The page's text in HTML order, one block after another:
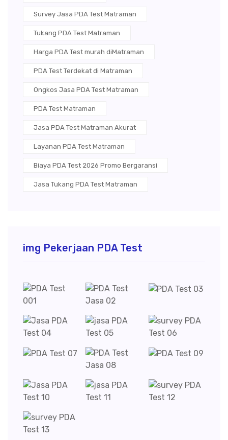
Survey Jasa PDA Test Matraman
Tukang PDA Test Matraman
Harga PDA Test murah diMatraman
PDA Test Terdekat di Matraman
Ongkos Jasa PDA Test Matraman
PDA Test Matraman
Jasa PDA Test Matraman Akurat
Layanan PDA Test Matraman
Biaya PDA Test 2026 Promo Bergaransi
Jasa Tukang PDA Test Matraman
img Pekerjaan PDA Test